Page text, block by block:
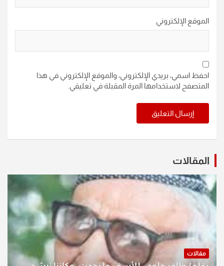
الموقع الإلكتروني
احفظ اسمي، بريدي الإلكتروني، والموقع الإلكتروني في هذا
المتصفح لاستخدامها المرة المقبلة في تعليقي.
المقالات
مقالات